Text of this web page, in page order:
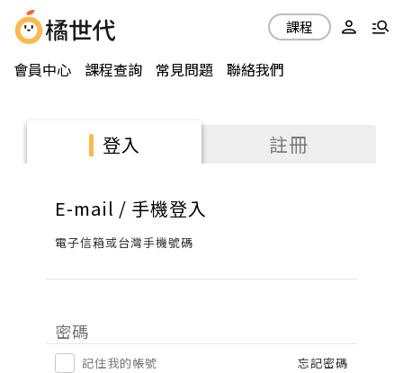
會員中心 課程查詢 常見問題 聯絡我們
課程
登入 註冊
E-mail / 手機登入
電子信箱或台灣手機號碼
密碼
記住我的帳號
忘記密碼